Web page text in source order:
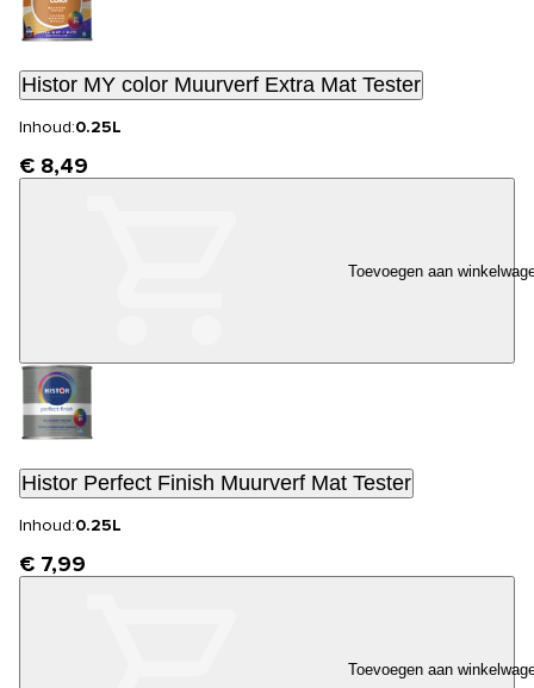
Histor MY color Muurverf Extra Mat Tester
Inhoud:0.25L
€ 8,49
Toevoegen aan
Histor Perfect Finish Muurverf Mat Tester
Inhoud:0.25L
€ 7,99
Toevoegen aan